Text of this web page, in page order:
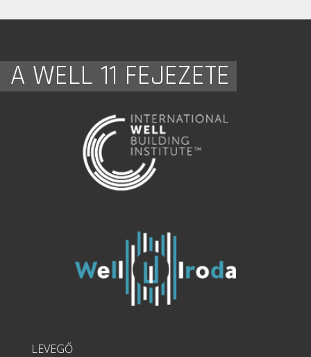
A WELL 11 FEJEZETE
LEVEGŐ